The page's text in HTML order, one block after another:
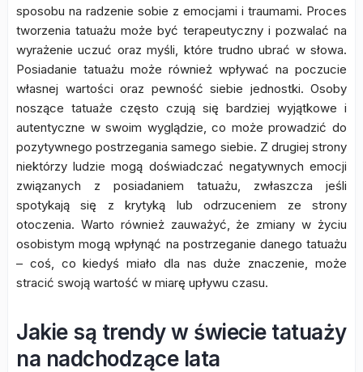
sposobu na radzenie sobie z emocjami i traumami. Proces
tworzenia tatuażu może być terapeutyczny i pozwalać na
wyrażenie uczuć oraz myśli, które trudno ubrać w słowa.
Posiadanie tatuażu może również wpływać na poczucie
własnej wartości oraz pewność siebie jednostki. Osoby
noszące tatuaże często czują się bardziej wyjątkowe i
autentyczne w swoim wyglądzie, co może prowadzić do
pozytywnego postrzegania samego siebie. Z drugiej strony
niektórzy ludzie mogą doświadczać negatywnych emocji
związanych z posiadaniem tatuażu, zwłaszcza jeśli
spotykają się z krytyką lub odrzuceniem ze strony
otoczenia. Warto również zauważyć, że zmiany w życiu
osobistym mogą wpłynąć na postrzeganie danego tatuażu
– coś, co kiedyś miało dla nas duże znaczenie, może
stracić swoją wartość w miarę upływu czasu.
Jakie są trendy w świecie tatuaży
na nadchodzące lata